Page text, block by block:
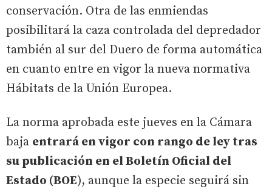
conservación. Otra de las enmiendas
posibilitará la caza controlada del depredador
también al sur del Duero de forma automática
en cuanto entre en vigor la nueva normativa
Hábitats de la Unión Europea.
La norma aprobada este jueves en la Cámara
baja entrará en vigor con rango de ley tras
su publicación en el Boletín Oficial del
Estado (BOE), aunque la especie seguirá sin